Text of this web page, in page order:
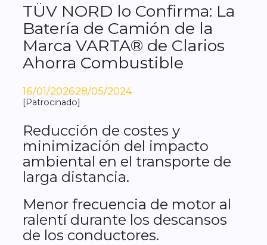
TÜV NORD lo Confirma: La
Batería de Camión de la
Marca VARTA® de Clarios
Ahorra Combustible
16/01/202628/05/2024
[Patrocinado]
Reducción de costes y
minimización del impacto
ambiental en el transporte de
larga distancia.
Menor frecuencia de motor al
ralentí durante los descansos
de los conductores.